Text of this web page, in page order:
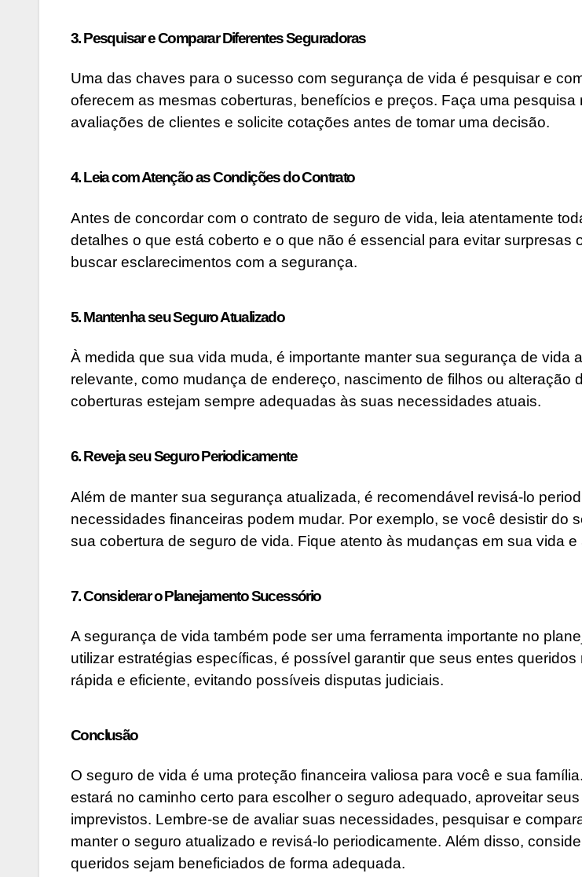
3. Pesquisar e Comparar Diferentes Seguradoras
Uma das chaves para o sucesso com segurança de vida é pesquisar e
oferecem as mesmas coberturas, benefícios e preços. Faça uma
avaliações de clientes e solicite cotações antes de tomar uma decisão.
4. Leia com Atenção as Condições do Contrato
Antes de concordar com o contrato de seguro de vida, leia atentamente
detalhes o que está coberto e o que não é essencial para evitar
buscar esclarecimentos com a segurança.
5. Mantenha seu Seguro Atualizado
À medida que sua vida muda, é importante manter sua segurança de vida
relevante, como mudança de endereço, nascimento de filhos ou
coberturas estejam sempre adequadas às suas necessidades atuais.
6. Reveja seu Seguro Periodicamente
Além de manter sua segurança atualizada, é recomendável revisá-lo
necessidades financeiras podem mudar. Por exemplo, se você desistir do
sua cobertura de seguro de vida. Fique atento às mudanças em sua vida
7. Considerar o Planejamento Sucessório
A segurança de vida também pode ser uma ferramenta importante no
utilizar estratégias específicas, é possível garantir que seus entes
rápida e eficiente, evitando possíveis disputas judiciais.
Conclusão
O seguro de vida é uma proteção financeira valiosa para você e sua
estará no caminho certo para escolher o seguro adequado, aproveitar
imprevistos. Lembre-se de avaliar suas necessidades, pesquisar e
manter o seguro atualizado e revisá-lo periodicamente. Além disso,
queridos sejam beneficiados de forma adequada.